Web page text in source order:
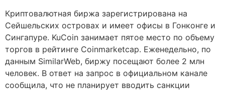
Криптовалютная биржа зарегистрирована на
Сейшельских островах и имеет офисы в Гонконге и
Сингапуре. KuCoin занимает пятое место по объему
торгов в рейтинге Coinmarketcap. Еженедельно, по
данным SimilarWeb, биржу посещают более 2 млн
человек. В ответ на запрос в официальном канале
сообщила, что не планирует вводить санкции